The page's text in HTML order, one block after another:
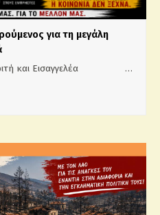
για τη μεγάλη
και Εισαγγελέα …